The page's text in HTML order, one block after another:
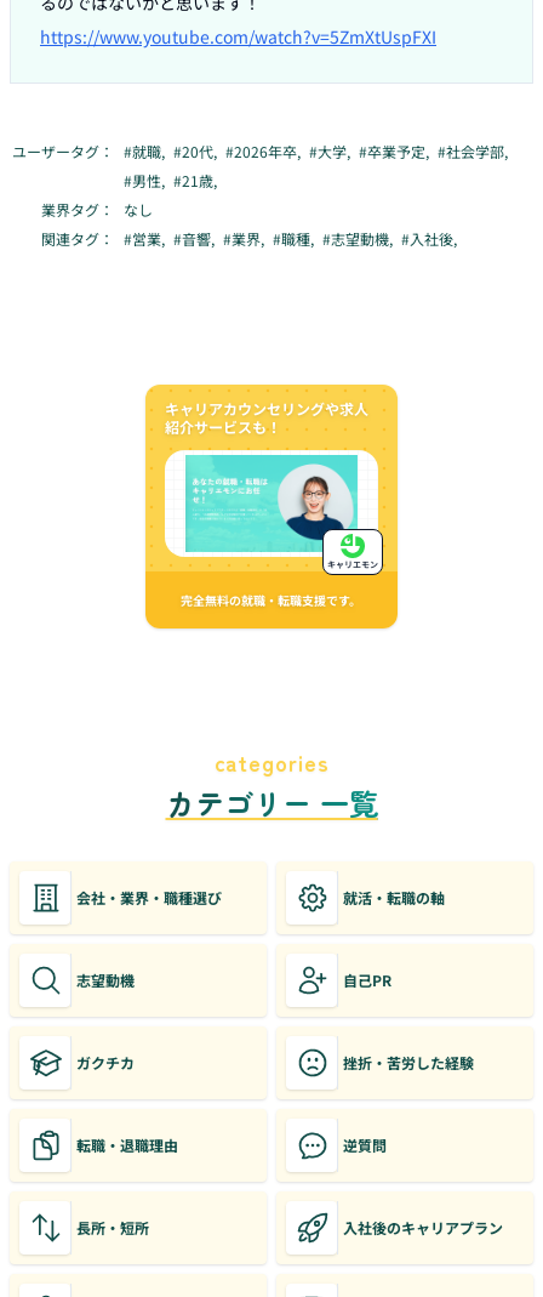
https://www.youtube.com/watch?v=5ZmXtUspFXI
ユーザータグ： #就職, #20代, #2026年卒, #大学, #卒業予定, #社会学部,
#男性, #21歳,
業界タグ：
なし
関連タグ：
#営業, #音響, #業界, #職種, #志望動機, #入社後,
キャリアカウンセリングや求人
紹介サービスも！
完全無料の就職・転職支援です。
キャリエモン
categories
カテゴリー 一覧
会社・業界・職種選び 就活・転職の軸
志望動機 自己PR
ガクチカ 挫折・苦労した経験
転職・退職理由 逆質問
長所・短所 入社後のキャリアプラン